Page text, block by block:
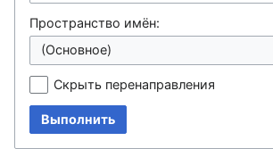
Пространство имён:
Скрыть перенаправления
Выполнить